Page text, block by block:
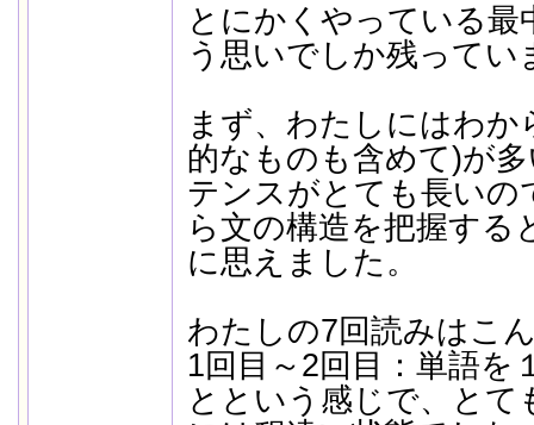
とにかくやっている最
う思いでしか残ってい
まず、わたしにはわか
的なものも含めて)が
テンスがとても長いの
ら文の構造を把握する
に思えました。
わたしの7回読みはこ
1回目～2回目：単語を
とという感じで、とて